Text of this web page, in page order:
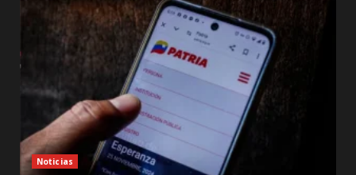
Noticias